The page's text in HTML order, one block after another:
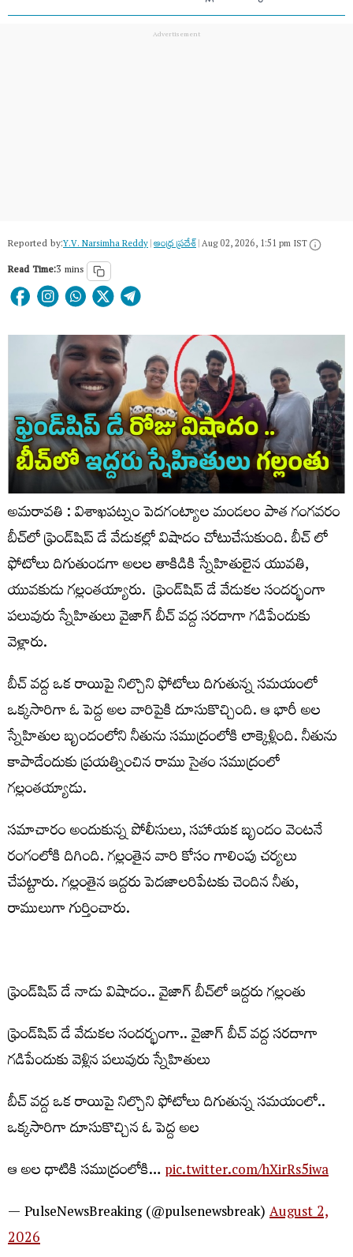
Reported by:Y.V. Narsimha Reddy|ఆంధ్ర ప్రదేశ్|Aug 02, 2026, 1:51 pm IST
Read Time:3 mins
అమరావతి : విశాఖపట్నం పెదగంట్యాల మండలం పాత గంగవరం
బీచ్‌లో ఫ్రెండ్‌షిప్ డే వేడుకల్లో విషాదం చోటుచేసుకుంది. బీచ్ లో
ఫోటోలు దిగుతుండగా అలల తాకిడికి స్నేహితులైన యువతి,
యువకుడు గల్లంతయ్యారు. ఫ్రెండ్‌షిప్ డే వేడుకల సందర్భంగా
పలువురు స్నేహితులు వైజాగ్ బీచ్ వద్ద సరదాగా గడిపేందుకు
వెళ్లారు.
బీచ్ వద్ద ఒక రాయిపై నిల్చొని ఫోటోలు దిగుతున్న సమయంలో
ఒక్కసారిగా ఓ పెద్ద అల వారిపైకి దూసుకొచ్చింది. ఆ భారీ అల
స్నేహితుల బృందంలోని నీతును సముద్రంలోకి లాక్కెళ్లింది. నీతును
కాపాడేందుకు ప్రయత్నించిన రాము సైతం సముద్రంలో
గల్లంతయ్యాడు.
సమాచారం అందుకున్న పోలీసులు, సహాయక బృందం వెంటనే
రంగంలోకి దిగింది. గల్లంతైన వారి కోసం గాలింపు చర్యలు
చేపట్టారు. గల్లంతైన ఇద్దరు పెదజాలరిపేటకు చెందిన నీతు,
రాములుగా గుర్తించారు.
ఫ్రెండ్‌షిప్ డే నాడు విషాదం.. వైజాగ్ బీచ్‌లో ఇద్దరు గల్లంతు
ఫ్రెండ్‌షిప్ డే వేడుకల సందర్భంగా.. వైజాగ్ బీచ్ వద్ద సరదాగా
గడిపేందుకు వెళ్లిన పలువురు స్నేహితులు
బీచ్ వద్ద ఒక రాయిపై నిల్చొని ఫోటోలు దిగుతున్న సమయంలో..
ఒక్కసారిగా దూసుకొచ్చిన ఓ పెద్ద అల
ఆ అల ధాటికి సముద్రంలోకి…pic.twitter.com/hXirRs5iwa
— PulseNewsBreaking (@pulsenewsbreak)August 2,
2026